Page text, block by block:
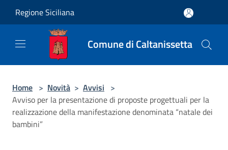
Regione Siciliana
Comune di Caltanissetta
Home > Novità > Avvisi >
Avviso per la presentazione di proposte progettuali per la
realizzazione della manifestazione denominata “natale dei
bambini”